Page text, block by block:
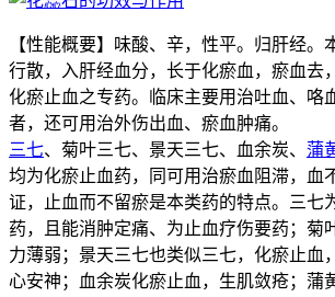
【性能概要】味酸、辛，性平。归肝经。
行散，入肝经血分，长于化瘀血，瘀血去
化瘀止血之专药。临床主要用治吐血、咯
者，还可用治外伤出血、瘀血肿痛。
三七、菊叶三七、景天三七、血余炭、 蒲
均为化瘀止血药，同可用治瘀血阻滞，血
证，止血而不留瘀是本类药的特点。三七
药，且能消肿定痛、为止血疗伤要药；菊
力薄弱；景天三七也类似三七，化瘀止血
心安神；血余炭化瘀止血，生肌敛疮；蒲